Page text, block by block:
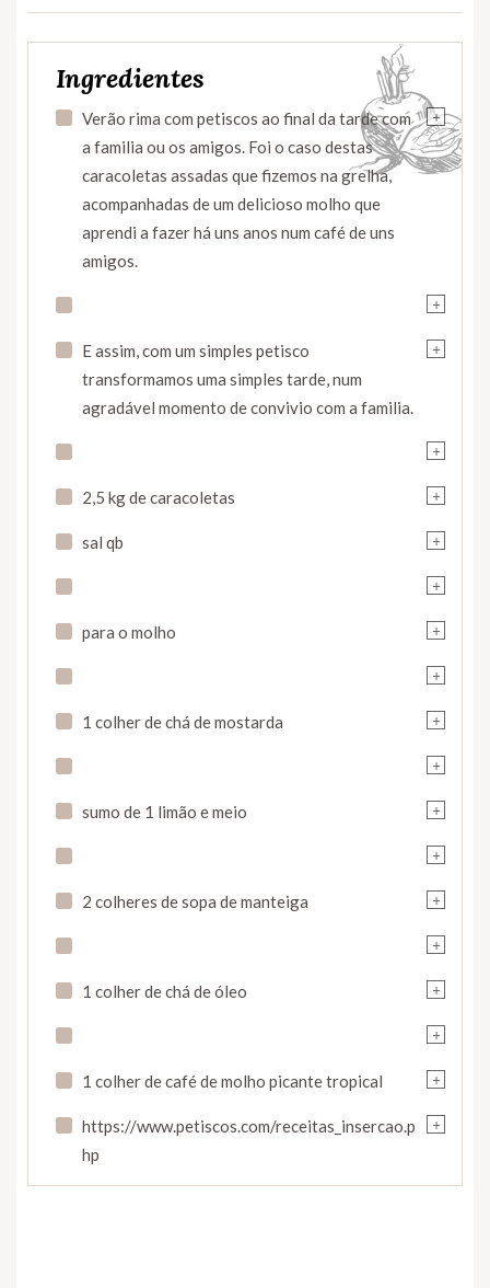
Ingredientes
+
Verão rima com petiscos ao final da tarde com
a familia ou os amigos. Foi o caso destas
caracoletas assadas que fizemos na grelha,
acompanhadas de um delicioso molho que
aprendi a fazer há uns anos num café de uns
amigos.
+
+
E assim, com um simples petisco
transformamos uma simples tarde, num
agradável momento de convivio com a familia.
+
+
2,5 kg de caracoletas
+
sal qb
+
+
para o molho
+
+
1 colher de chá de mostarda
+
+
sumo de 1 limão e meio
+
+
2 colheres de sopa de manteiga
+
+
1 colher de chá de óleo
+
+
1 colher de café de molho picante tropical
+
https://www.petiscos.com/receitas_insercao.p
hp